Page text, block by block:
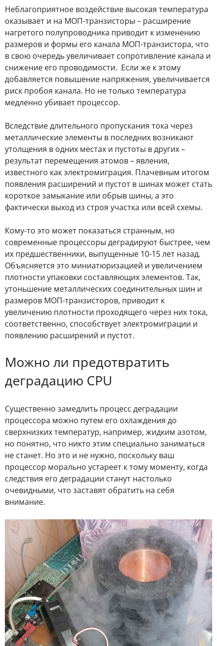
Неблагоприятное воздействие высокая температура
оказывает и на МОП-транзисторы – расширение
нагретого полупроводника приводит к изменению
размеров и формы его канала МОП-транзистора, что
в свою очередь увеличивает сопротивление канала и
снижение его проводимости. Если же к этому
добавляется повышение напряжения, увеличивается
риск пробоя канала. Но не только температура
медленно убивает процессор.
Вследствие длительного пропускания тока через
металлические элементы в последних возникают
утолщения в одних местах и пустоты в других –
результат перемещения атомов – явления,
известного как электромиграция. Плачевным итогом
появления расширений и пустот в шинах может стать
короткое замыкание или обрыв шины, а это
фактически выход из строя участка или всей схемы.
Кому-то это может показаться странным, но
современные процессоры деградируют быстрее, чем
их предшественники, выпущенные 10-15 лет назад.
Объясняется это миниатюризацией и увеличением
плотности упаковки составляющих элементов. Так,
утоньшение металлических соединительных шин и
размеров МОП-транзисторов, приводит к
увеличению плотности проходящего через них тока,
соответственно, способствует электромиграции и
появлению расширений и пустот.
Можно ли предотвратить
деградацию CPU
Существенно замедлить процесс деградации
процессора можно путем его охлаждения до
сверхнизких температур, например, жидким азотом,
но понятно, что никто этим специально заниматься
не станет. Но это и не нужно, поскольку ваш
процессор морально устареет к тому моменту, когда
следствия его деградации станут настолько
очевидными, что заставят обратить на себя
внимание.